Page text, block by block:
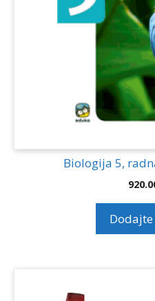
Biologija 5,